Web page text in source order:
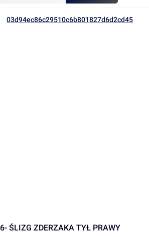
ŚLIZG ZDERZAKA TYŁ PRAWY